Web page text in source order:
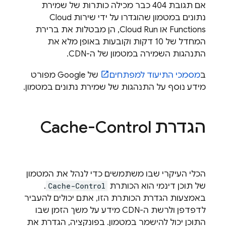
אם תגובת 404 כבר מכילה כותרות של שמירת
נתונים במטמון שהוגדרו על ידי שירות Cloud
Functions או Cloud Run, הן מבטלות את ברירת
המחדל של 10 דקות וקובעות באופן מלא את
התנהגות השמירה במטמון של ה-CDN.
במסמכי התיעוד למפתחים
של Google מפורט
מידע נוסף על התנהגות של שמירת נתונים במטמון.
הגדרת Cache-Control
הכלי העיקרי שבו משתמשים כדי לנהל את המטמון
של תוכן דינמי הוא הכותרת Cache-Control
.
באמצעות הגדרת הכותרת הזו, אתם יכולים להעביר
לדפדפן ולרשת ה-CDN מידע על משך הזמן שבו
התוכן יכול להישמר במטמון. בפונקציה, הגדרת את